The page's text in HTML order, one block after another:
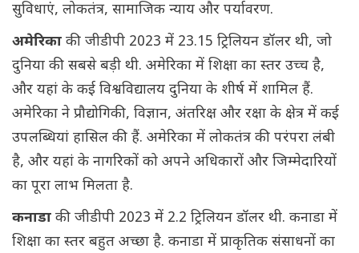
सुविधाएं, लोकतंत्र, सामाजिक न्याय और पर्यावरण.
अमेरिका की जीडीपी 2023 में 23.15 ट्रिलियन डॉलर थी, जो
दुनिया की सबसे बड़ी थी. अमेरिका में शिक्षा का स्तर उच्च है,
और यहां के कई विश्वविद्यालय दुनिया के शीर्ष में शामिल हैं.
अमेरिका ने प्रौद्योगिकी, विज्ञान, अंतरिक्ष और रक्षा के क्षेत्र में कई
उपलब्धियां हासिल की हैं. अमेरिका में लोकतंत्र की परंपरा लंबी
है, और यहां के नागरिकों को अपने अधिकारों और जिम्मेदारियों
का पूरा लाभ मिलता है.
कनाडा की जीडीपी 2023 में 2.2 ट्रिलियन डॉलर थी. कनाडा में
शिक्षा का स्तर बहुत अच्छा है. कनाडा में प्राकृतिक संसाधनों का